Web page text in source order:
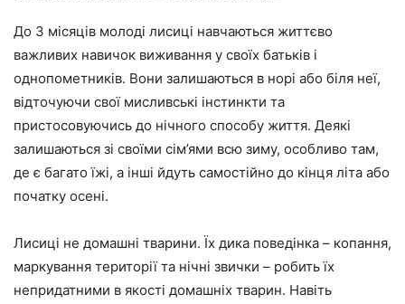
До 3 місяців молоді лисиці навчаються життєво
важливих навичок виживання у своїх батьків і
однопометників. Вони залишаються в норі або біля неї,
відточуючи свої мисливські інстинкти та
пристосовуючись до нічного способу життя. Деякі
залишаються зі своїми сім’ями всю зиму, особливо там,
де є багато їжі, а інші йдуть самостійно до кінця літа або
початку осені.
Лисиці не домашні тварини. Їх дика поведінка – копання,
маркування території та нічні звички – робить їх
непридатними в якості домашніх тварин. Навіть